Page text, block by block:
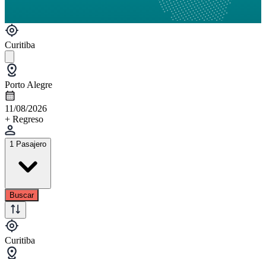
Curitiba
Porto Alegre
11/08/2026
+ Regreso
1 Pasajero
Buscar
Curitiba